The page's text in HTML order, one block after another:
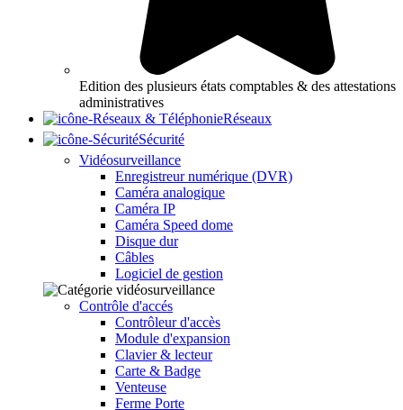
Edition des plusieurs états comptables & des attestations
administratives
Réseaux
Sécurité
Vidéosurveillance
Enregistreur numérique (DVR)
Caméra analogique
Caméra IP
Caméra Speed dome
Disque dur
Câbles
Logiciel de gestion
Contrôle d'accés
Contrôleur d'accès
Module d'expansion
Clavier & lecteur
Carte & Badge
Venteuse
Ferme Porte